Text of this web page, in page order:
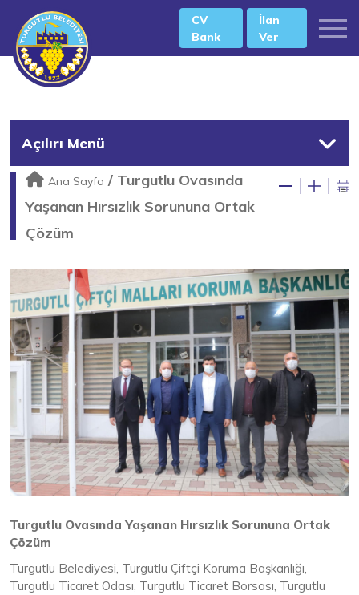
CV
Bank
İlan
Ver
Açılırı Menü
Ana Sayfa / Turgutlu Ovasında
Yaşanan Hırsızlık Sorununa Ortak
Çözüm
Turgutlu Ovasında Yaşanan Hırsızlık Sorununa Ortak
Çözüm
Turgutlu Belediyesi, Turgutlu Çiftçi Koruma Başkanlığı,
Turgutlu Ticaret Odası, Turgutlu Ticaret Borsası, Turgutlu